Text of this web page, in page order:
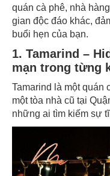
quán cà phê, nhà
gian độc đáo khác,
buổi hẹn của bạn.
1. Tamarind –
mạn trong từng
Tamarind là một quán
một tòa nhà cũ tại
những ai tìm kiếm sự